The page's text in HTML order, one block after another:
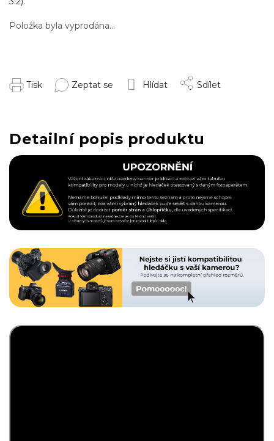
Položka byla vyprodána…
Tisk Zeptat se Hlídat Sdílet
Detailní popis produktu